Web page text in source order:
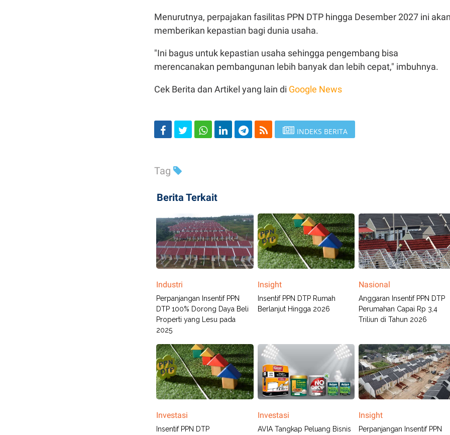
Menurutnya, perpajakan fasilitas PPN DTP hingga Desember 2027 ini
memberikan kepastian bagi dunia usaha.
"Ini bagus untuk kepastian usaha sehingga pengembang bisa
merencanakan pembangunan lebih banyak dan lebih cepat," imbuhnya.
Cek Berita dan Artikel yang lain di Google News
INDEKS BERITA
Tag
Berita Terkait
Industri
Perpanjangan Insentif PPN
DTP 100% Dorong Daya Beli
Properti yang Lesu pada
2025
Insight
Insentif PPN DTP Rumah
Berlanjut Hingga 2026
Nasional
Anggaran Insentif PPN DTP
Perumahan Capai Rp 3,4
Triliun di Tahun 2026
Investasi
Insentif PPN DTP
Investasi
AVIA Tangkap Peluang Bisnis
Insight
Perpanjangan Insentif PPN